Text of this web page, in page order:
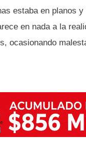
estaba en planos
en nada a la
ocasionando